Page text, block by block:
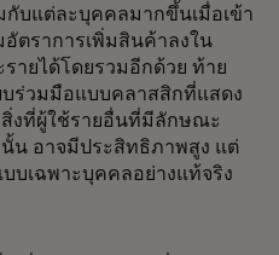
บแต่ละบุคคลมากขึ้นเมื่อเข้า
อัตราการเพิ่มสินค้าลงใน
ายได้โดยรวมอีกด้วย ท้าย
ร่วมมือแบบคลาสสิกที่แสดง
สิ่งที่ผู้ใช้รายอื่นที่มีลักษณะ
น อาจมีประสิทธิภาพสูง แต่
บเฉพาะบุคคลอย่างแท้จริง